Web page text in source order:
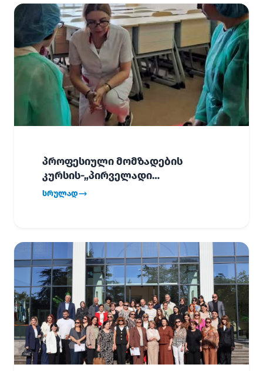
პროფესიული მომზადების
კურსის-„პირველადი
გადაუდებელი დახმარება“,
სრულად